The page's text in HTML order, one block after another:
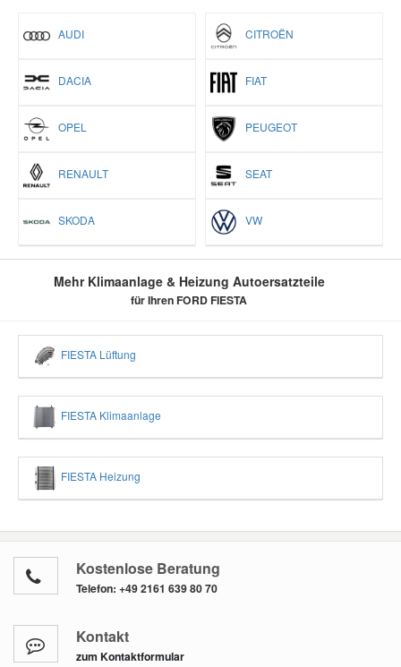
AUDI CITROËN
DACIA FIAT
OPEL PEUGEOT
RENAULT SEAT
SKODA VW
Mehr Klimaanlage & Heizung Autoersatzteile
für Ihren FORD FIESTA
FIESTA Lüftung
FIESTA Klimaanlage
FIESTA Heizung
Kostenlose Beratung
Telefon: +49 2161 639 80 70
Kontakt
zum Kontaktformular